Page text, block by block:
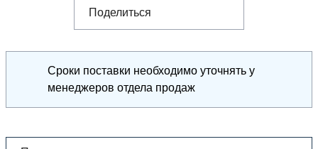
Поделиться
Сроки поставки необходимо уточнять у
менеджеров отдела продаж